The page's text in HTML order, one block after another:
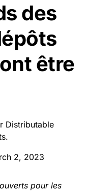
des
être
Distributable
2, 2023
pour les